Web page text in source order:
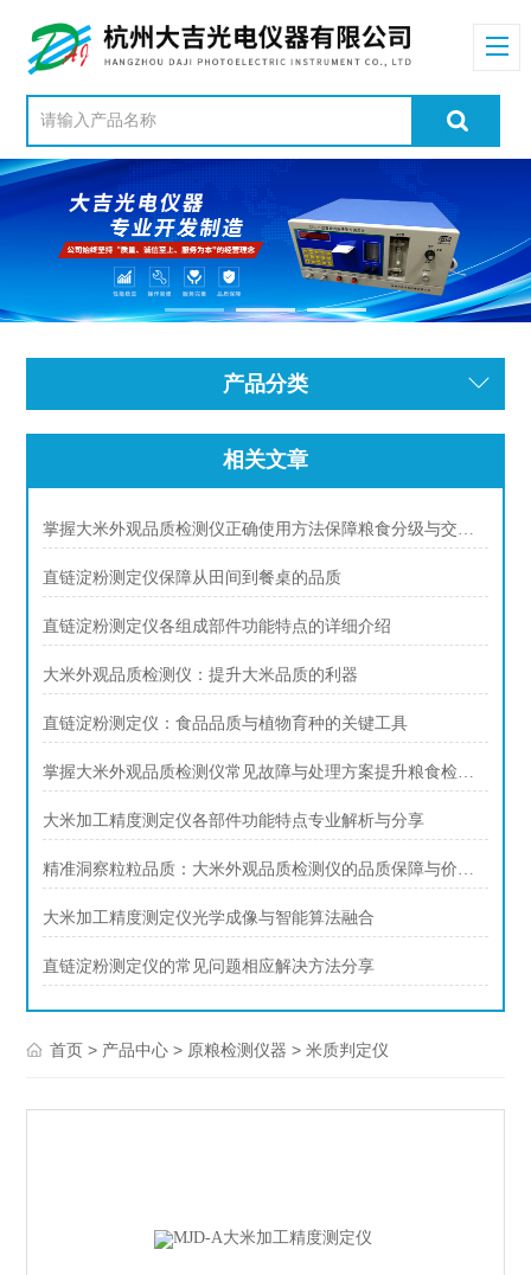
产品分类
相关文章
掌握大米外观品质检测仪正确使用方法保障粮食分级与交易的公正性
直链淀粉测定仪保障从田间到餐桌的品质
直链淀粉测定仪各组成部件功能特点的详细介绍
大米外观品质检测仪：提升大米品质的利器
直链淀粉测定仪：食品品质与植物育种的关键工具
掌握大米外观品质检测仪常见故障与处理方案提升粮食检测工作效率
大米加工精度测定仪各部件功能特点专业解析与分享
精准洞察粒粒品质：大米外观品质检测仪的品质保障与价值提升
大米加工精度测定仪光学成像与智能算法融合
直链淀粉测定仪的常见问题相应解决方法分享
首页 > 产品中心 > 原粮检测仪器 >米质判定仪